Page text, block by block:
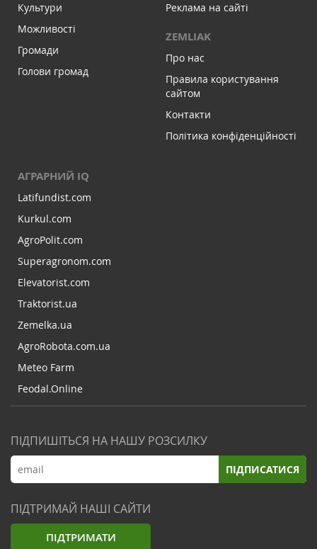
Культури
Можливості
Громади
Голови громад
Реклама на сайті
ZEMLIAK
Про нас
Правила користування
сайтом
Контакти
Політика конфіденційності
АГРАРНИЙ IQ
Latifundist.com
Kurkul.com
AgroPolit.com
Superagronom.com
Elevatorist.com
Traktorist.ua
Zemelka.ua
AgroRobota.com.ua
Meteo Farm
Feodal.Online
ПІДПИШІТЬСЯ НА НАШУ РОЗСИЛКУ
ПІДПИСАТИСЯ
ПІДТРИМАЙ НАШІ САЙТИ
ПІДТРИМАТИ